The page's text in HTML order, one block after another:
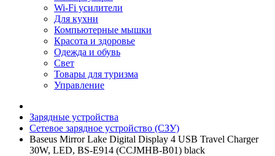
Wi-Fi усилители
Для кухни
Компьютерные мышки
Красота и здоровье
Одежда и обувь
Свет
Товары для туризма
Управление
Зарядные устройства
Сетевое зарядное устройство (СЗУ)
Baseus Mirror Lake Digital Display 4 USB Travel Charger
30W, LED, BS-E914 (CCJMHB-B01) black